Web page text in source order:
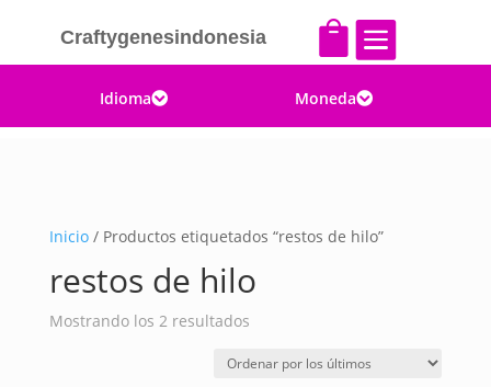
Craftygenesindonesia  
Idioma Moneda
Inicio/ Productos etiquetados “restos de hilo”
restos de hilo
Mostrando los 2 resultadosOrdenado
los